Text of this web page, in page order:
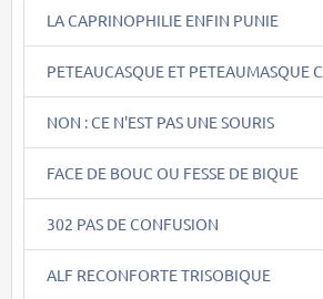
LA CAPRINOPHILIE ENFIN PUNIE
PETEAUCASQUE ET PETEAUMASQUE C
NON : CE N'EST PAS UNE SOURIS
FACE DE BOUC OU FESSE DE BIQUE
302 PAS DE CONFUSION
ALF RECONFORTE TRISOBIQUE